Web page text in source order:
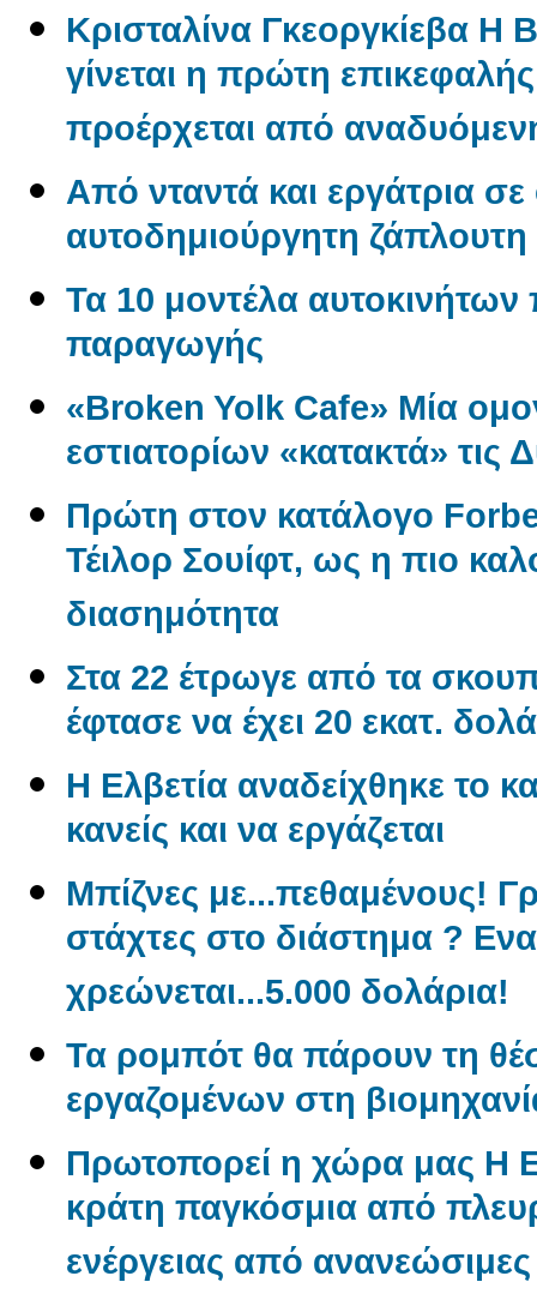
Κρισταλίνα Γκεοργκίεβα Η
γίνεται η πρώτη
προέρχεται από
Από νταντά και εργάτρια
αυτοδημιούργητη ζάπλουτη
Τα 10 μοντέλα
παραγωγής
«Broken Yolk Cafe» Μία
εστιατορίων «κατακτά» τις
Πρώτη στον κατάλογο
Τέιλορ Σουίφτ, ως η πιο
διασημότητα
Στα 22 έτρωγε από τα
έφτασε να έχει 20 εκατ.
Η Ελβετία αναδείχθηκε το
κανείς και να εργάζεται
Μπίζνες με...πεθαμένους!
στάχτες στο διάστημα ?
χρεώνεται...5.000 δολάρια!
Τα ρομπότ θα πάρουν τη
εργαζομένων στη
Πρωτοπορεί η χώρα μας Η
κράτη παγκόσμια από
ενέργειας από